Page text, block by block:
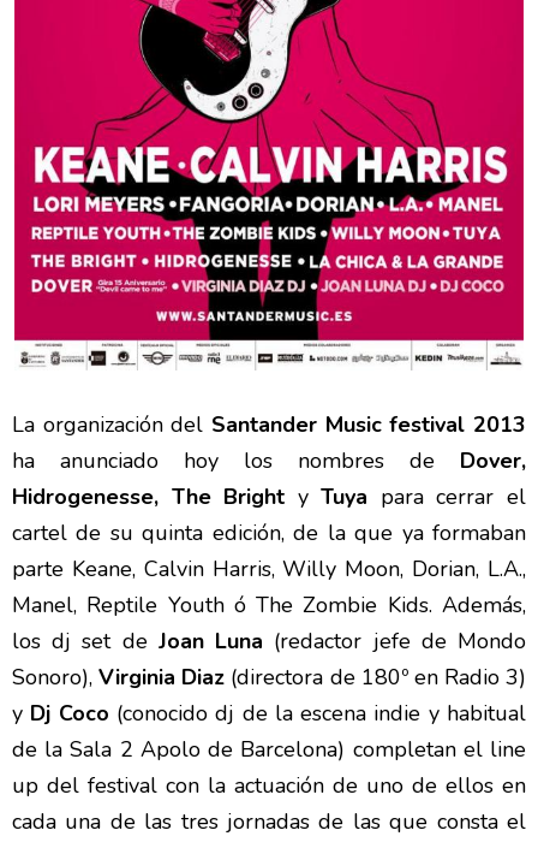
La organización del Santander Music festival 2013
ha anunciado hoy los nombres de Dover,
Hidrogenesse, The Bright yTuya para cerrar el
cartel de su quinta edición, de la que ya formaban
parte Keane, Calvin Harris, Willy Moon, Dorian, L.A.,
Manel, Reptile Youth ó The Zombie Kids. Además,
losdj set de Joan Luna (redactor jefe de Mondo
Sonoro),Virginia Diaz (directora de 180º en Radio 3)
y Dj Coco (conocido dj de la escena indie y habitual
de la Sala 2 Apolo de Barcelona) completan el line
up del festival con la actuación de uno de ellos en
cada una de las tres jornadas de las que consta el